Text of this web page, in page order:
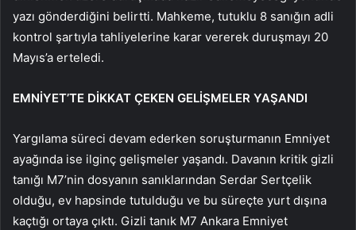
yazı gönderdiğini belirtti. Mahkeme, tutuklu 8 sanığın adli
kontrol şartıyla tahliyelerine karar vererek duruşmayı 20
Mayıs’a erteledi.
EMNİYET’TE DİKKAT ÇEKEN GELİŞMELER YAŞANDI
Yargılama süreci devam ederken soruşturmanın Emniyet
ayağında ise ilginç gelişmeler yaşandı. Davanın kritik gizli
tanığı M7’nin dosyanın sanıklarından Serdar Sertçelik
olduğu, ev hapsinde tutulduğu ve bu süreçte yurt dışına
kaçtığı ortaya çıktı. Gizli tanık M7 Ankara Emniyet